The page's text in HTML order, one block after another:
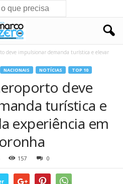
deve impulsionar demanda turística e elevar
NACIONAIS NOTÍCIAS TOP 10
deve
turística e
experiência em
157 0